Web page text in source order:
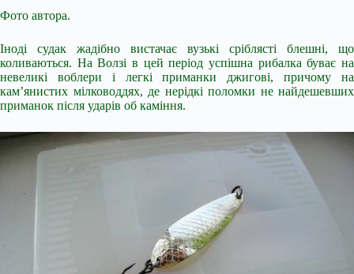
Фото автора.
Іноді судак жадібно вистачає вузькі сріблясті блешні, що
коливаються. На Волзі в цей період успішна рибалка буває на
невеликі воблери і легкі приманки джигові, причому на
кам’янистих мілководдях, де нерідкі поломки не найдешевших
приманок після ударів об каміння.